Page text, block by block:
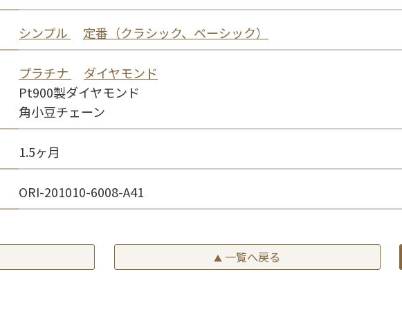
シンプル 定番（クラシック、ベーシック）
プラチナ
ダイヤモンド
Pt900製ダイヤモンド
角小豆チェーン
1.5ヶ月
ORI-201010-6008-A41
▲ 一覧へ戻る